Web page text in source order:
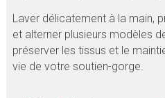
Laver délicatement à la main,
et alterner plusieurs modèles
préserver les tissus et le
vie de votre soutien-gorge.